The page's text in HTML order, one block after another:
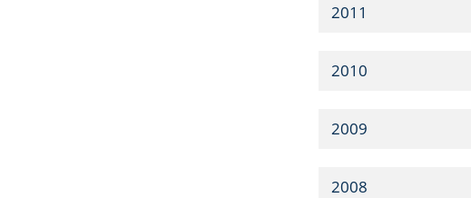
2011
2010
2009
2008